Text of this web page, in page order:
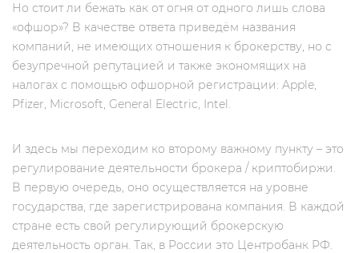
Но стоит ли бежать как от огня от одного лишь слова
«офшор»? В качестве ответа приведём названия
компаний, не имеющих отношения к брокерству, но c
безупречной репутацией и также экономящих на
налогах с помощью офшорной регистрации: Apple,
Pfizer, Microsoft, General Electric, Intel.
И здесь мы переходим ко второму важному пункту – это
регулирование деятельности брокера / криптобиржи.
В первую очередь, оно осуществляется на уровне
государства, где зарегистрирована компания. В каждой
стране есть свой регулирующий брокерскую
деятельность орган. Так, в России это Центробанк РФ.